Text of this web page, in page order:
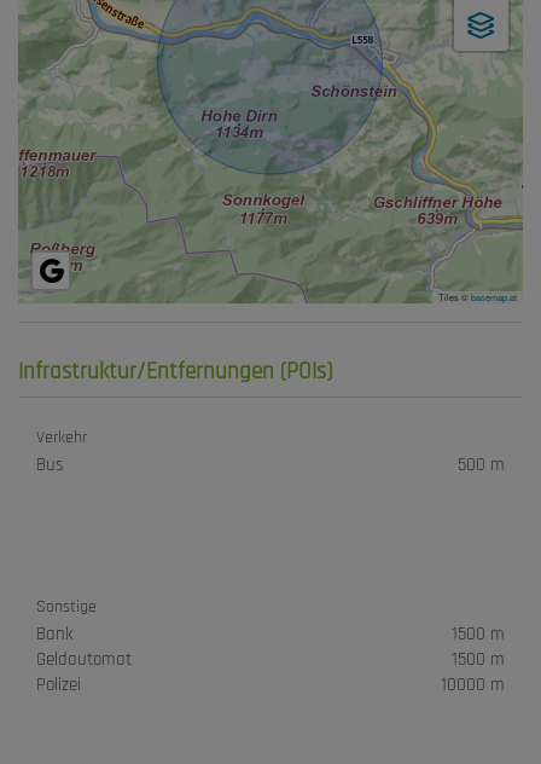
Tiles ©basemap.at
Infrastruktur/Entfernungen (POIs)
Verkehr
Bus 500 m
Sonstige
Bank
1500 m
Geldautomat
1500 m
Polizei
10000 m